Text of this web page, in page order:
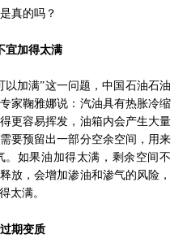
真的吗？
宜加得太满
加满”这一问题，中国石油石油
家鞠雅娜说：汽油具有热胀冷缩
更容易挥发，油箱内会产生大量
要预留出一部分空余空间，用来
如果油加得太满，剩余空间不
放，会增加渗油和渗气的风险，
太满。
期变质